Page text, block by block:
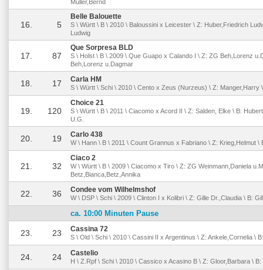
Müller,Bernd
16. 5
Belle Balouette
S \ Württ \ B \ 2010 \ Baloussini x Leicester \ Z: Huber,Friedrich
Ludwig
17. 87
Que Sorpresa BLD
S \ Holst \ B \ 2009 \ Que Guapo x Calando I \ Z: ZG Beh,Lorenz
Beh,Lorenz u.Dagmar
18. 17 Carla HM
S \ Württ \ Schi \ 2010 \ Cento x Zeus (Nurzeus) \ Z: Manger,Harry
19. 120
Choice 21
S \ Württ \ B \ 2011 \ Ciacomo x Acord II \ Z: Salden, Elke \ B:
U.G.
20. 19 Carlo 438
W \ Hann \ B \ 2011 \ Count Grannus x Fabriano \ Z: Krieg,Helmut \
21. 32
Ciaco 2
W \ Württ \ B \ 2009 \ Ciacomo x Tiro \ Z: ZG Weinmann,Daniela
Betz,Bianca,Betz,Annika
22. 36 Condee vom Wilhelmshof
W \ DSP \ Schi \ 2009 \ Clinton I x Kolibri \ Z: Gille Dr.,Claudia \ B:
ca. 10:00 Minuten Pause
23. 23 Cassina 72
S \ Old \ Schi \ 2010 \ Cassini II x Argentinus \ Z: Ankele,Cornelia \
24. 24 Castelio
H \ Z.Rpf \ Schi \ 2010 \ Cassico x Acasino B \ Z: Gloor,Barbara \